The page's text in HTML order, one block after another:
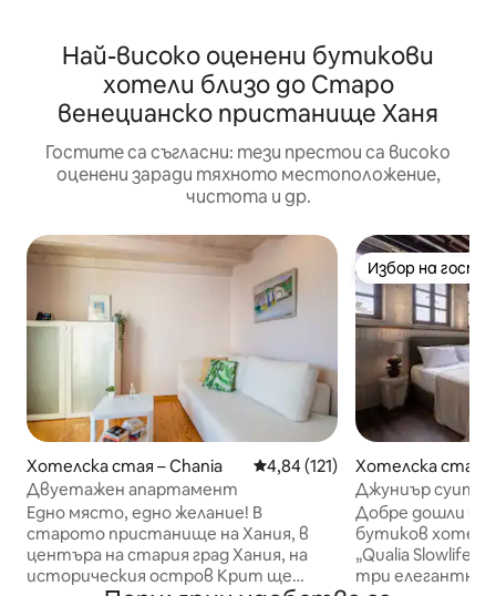
Най-високо оценени бутикови
хотели близо до Старо
венецианско пристанище Ханя
Гостите са съгласни: тези престои са високо
оценени заради тяхното местоположение,
чистота и др.
Хотелска стая – Chania Средна оценка: 4,84 от 5,
4,84 (121)
Двуетажен апартамент
Едно място, едно желание! В
старото пристанище на Хания, в
центъра на стария град Хания, на
историческия остров Крит ще
Избор на
Избор на
Хотелска стая –
Джуниър суит,
град, в сърцето
Добре дошли в
бутиков хотел
„Qualia Slowlife
три елегантно